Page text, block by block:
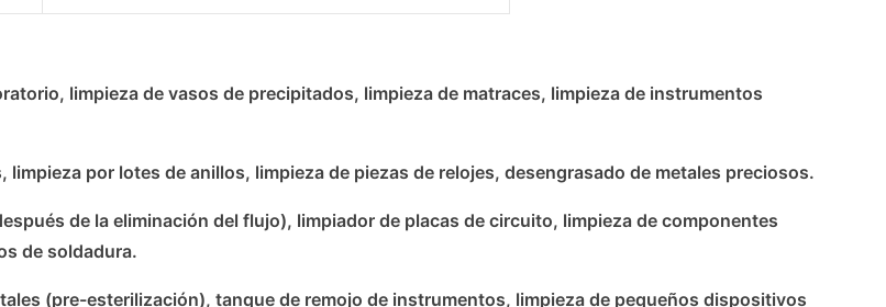
limpieza de vasos de precipitados, limpieza de matraces, limpieza de instrumentos
limpieza por lotes de anillos, limpieza de piezas de relojes, desengrasado de metales preciosos.
de la eliminación del flujo), limpiador de placas de circuito, limpieza de componentes
de soldadura.
(pre-esterilización), tanque de remojo de instrumentos, limpieza de pequeños dispositivos